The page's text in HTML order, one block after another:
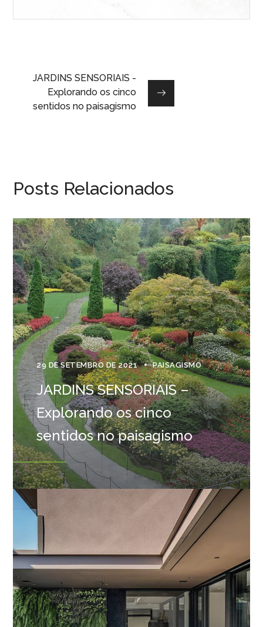
JARDINS SENSORIAIS -
Explorando os cinco
sentidos no paisagismo
Posts Relacionados
29 DE SETEMBRO DE 2021 PAISAGISMO
JARDINS SENSORIAIS –
Explorando os cinco
sentidos no paisagismo